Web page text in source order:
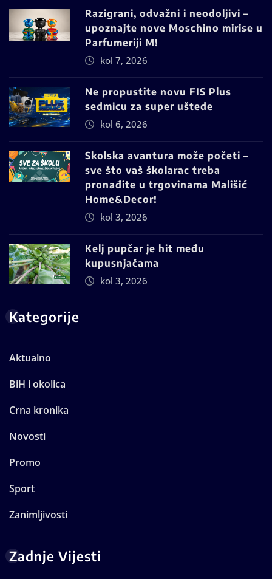
Razigrani, odvažni i neodoljivi –
upoznajte nove Moschino mirise u
Parfumeriji M!
kol 7, 2026
Ne propustite novu FIS Plus
sedmicu za super uštede
kol 6, 2026
Školska avantura može početi –
sve što vaš školarac treba
pronađite u trgovinama Mališić
Home&Decor!
kol 3, 2026
Kelj pupčar je hit među
kupusnjačama
kol 3, 2026
Kategorije
Aktualno
BiH i okolica
Crna kronika
Novosti
Promo
Sport
Zanimljivosti
Zadnje Vijesti